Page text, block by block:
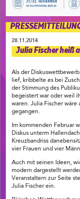
28.11.2014
Julia Fischer heiß
Als der
lief, kribbelte es bei
der Stimmung des
begeistert war oder weil
waren. Julia Fischer wäre
gegangen.
Im kommenden Februar
Diskus unterm
Kreuzbandriss
vier Frauen und vier
Auch mit seinen Ideen,
modern dargestellt
Veranstaltern zur Seite
Julia Fischer ein.